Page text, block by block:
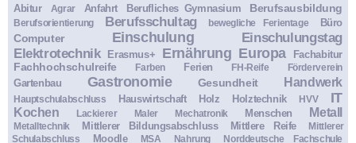
Abitur Agrar Anfahrt Berufliches Gymnasium Berufsausbildung
Berufsorientierung Berufsschultag bewegliche Ferientage Büro
Computer Einschulung
Einschulungstag
Elektrotechnik
Erasmus+ Ernährung Europa Fachabitur
Fachhochschulreife Farben Ferien FH-Reife Förderverein
Gartenbau Gastronomie Gesundheit Handwerk
Hauptschulabschluss Hauswirtschaft Holz Holztechnik HVV IT
Kochen Lackierer Maler Mechatronik Menschen Metall
Metalltechnik Mittlerer Bildungsabschluss Mittlere Reife
Mittlerer
Schulabschluss
Moodle MSA Nahrung Norddeutsche Fachschule